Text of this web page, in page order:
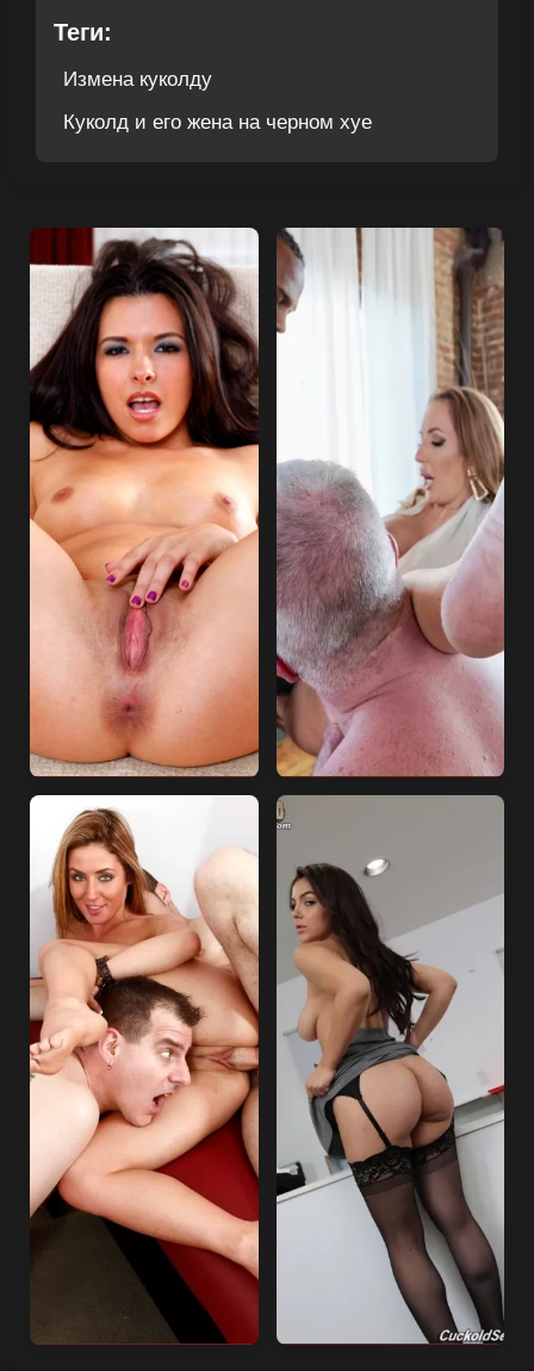
Теги:
Измена куколду
Куколд и его жена на черном хуе